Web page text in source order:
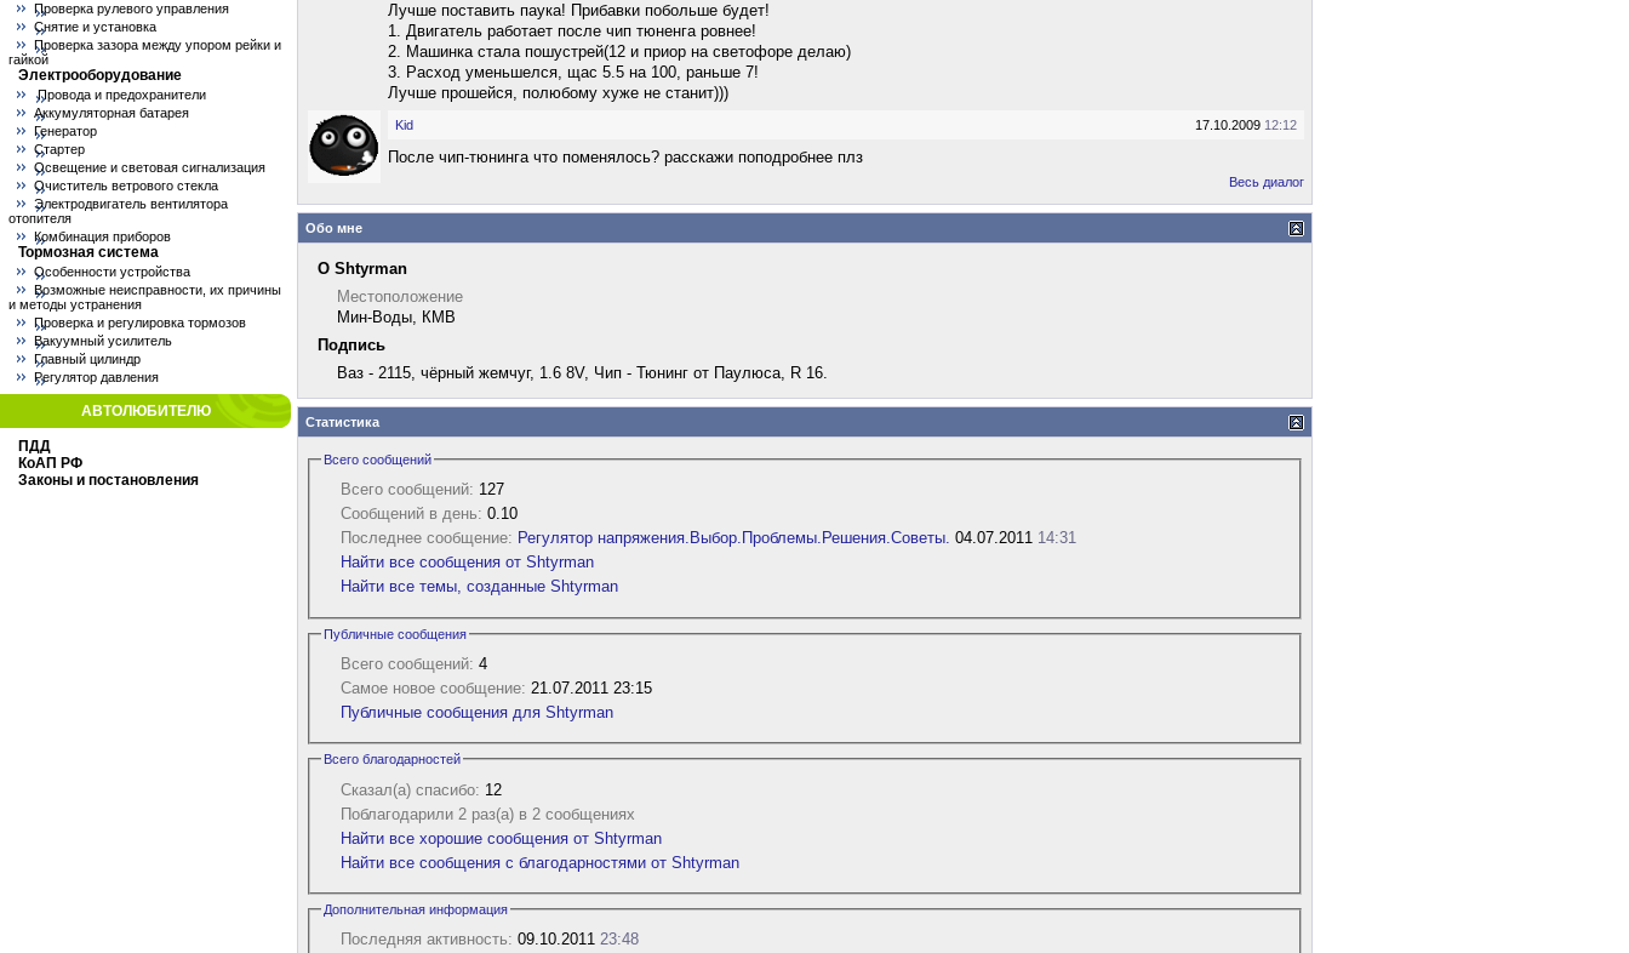
Проверка рулевого управления
Снятие и установка
Проверка зазора между упором рейки и
гайкой
Электрооборудование
Провода и предохранители
Аккумуляторная батарея
Генератор
Стартер
Освещение и световая сигнализация
Очиститель ветрового стекла
Электродвигатель вентилятора
отопителя
Комбинация приборов
Тормозная система
Особенности устройства
Возможные неисправности, их причины
и методы устранения
Проверка и регулировка тормозов
Вакуумный усилитель
Главный цилиндр
Регулятор давления
АВТОЛЮБИТЕЛЮ
ПДД
КоАП РФ
Законы и постановления
Лучше поставить паука! Прибавки побольше будет!
1. Двигатель работает после чип тюненга ровнее!
2. Машинка стала пошустрей(12 и приор на светофоре делаю)
3. Расход уменьшелся, щас 5.5 на 100, раньше 7!
Лучше прошейся, полюбому хуже не станит)))
17.10.2009 12:12
Kid
После чип-тюнинга что поменялось? расскажи поподробнее плз
Весь диалог
Обо мне
О Shtyrman
Местоположение
Мин-Воды, КМВ
Подпись
Ваз - 2115, чёрный жемчуг, 1.6 8V, Чип - Тюнинг от Паулюса, R 16.
Статистика
Всего сообщений
Всего сообщений: 127
Сообщений в день: 0.10
Последнее сообщение: Регулятор напряжения.Выбор.Проблемы.Решения.Советы. 04.07.2011 14:31
Найти все сообщения от Shtyrman
Найти все темы, созданные Shtyrman
Публичные сообщения
Всего сообщений: 4
Самое новое сообщение: 21.07.2011 23:15
Публичные сообщения для Shtyrman
Всего благодарностей
Сказал(а) спасибо: 12
Поблагодарили 2 раз(а) в 2 сообщениях
Найти все хорошие сообщения от Shtyrman
Найти все сообщения с благодарностями от Shtyrman
Дополнительная информация
Последняя активность: 09.10.2011 23:48